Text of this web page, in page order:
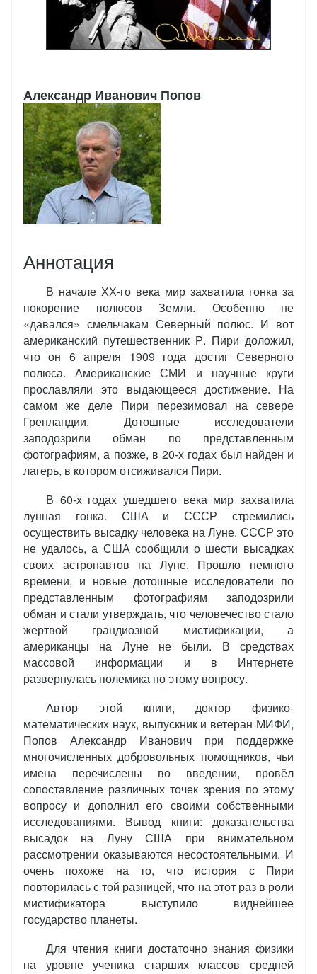
Александр Иванович Попов
Аннотация
В начале ХХ-го века мир захватила гонка за
покорение полюсов Земли. Особенно не
«давался» смельчакам Северный полюс. И вот
американский путешественник Р. Пири доложил,
что он 6 апреля 1909 года достиг Северного
полюса. Американские СМИ и научные круги
прославляли это выдающееся достижение. На
самом же деле Пири перезимовал на севере
Гренландии. Дотошные исследователи
заподозрили обман по представленным
фотографиям, а позже, в 20-х годах был найден и
лагерь, в котором отсиживался Пири.
В 60-х годах ушедшего века мир захватила
лунная гонка. США и СССР стремились
осуществить высадку человека на Луне. СССР это
не удалось, а США сообщили о шести высадках
своих астронавтов на Луне. Прошло немного
времени, и новые дотошные исследователи по
представленным фотографиям заподозрили
обман и стали утверждать, что человечество стало
жертвой грандиозной мистификации, а
американцы на Луне не были. В средствах
массовой информации и в Интернете
развернулась полемика по этому вопросу.
Автор этой книги, доктор физико-
математических наук, выпускник и ветеран МИФИ,
Попов Александр Иванович при поддержке
многочисленных добровольных помощников, чьи
имена перечислены во введении, провёл
сопоставление различных точек зрения по этому
вопросу и дополнил его своими собственными
исследованиями. Вывод книги: доказательства
высадок на Луну США при внимательном
рассмотрении оказываются несостоятельными. И
очень похоже на то, что история с Пири
повторилась с той разницей, что на этот раз в роли
мистификатора выступило виднейшее
государство планеты.
Для чтения книги достаточно знания физики
на уровне ученика старших классов средней